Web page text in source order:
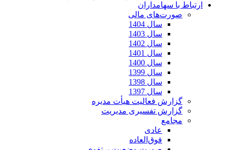
ارتباط با سهامداران
صورت‌های مالی
سال 1404
سال 1403
سال 1402
سال 1401
سال 1400
سال 1399
سال 1398
سال 1397
گزارش فعالیت هیأت مدیره
گزارش تفسیری مدیریت
مجامع
عادی
فوق‌العاده